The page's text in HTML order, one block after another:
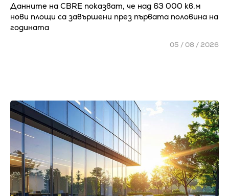
Данните на CBRE показват, че над 63 000 кв.м
нови площи са завършени през първата половина на
годината
05 / 08 / 2026